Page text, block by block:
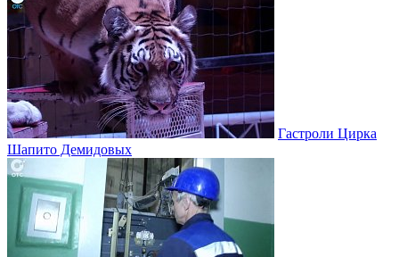
Гастроли Цирка
Шапито Демидовых